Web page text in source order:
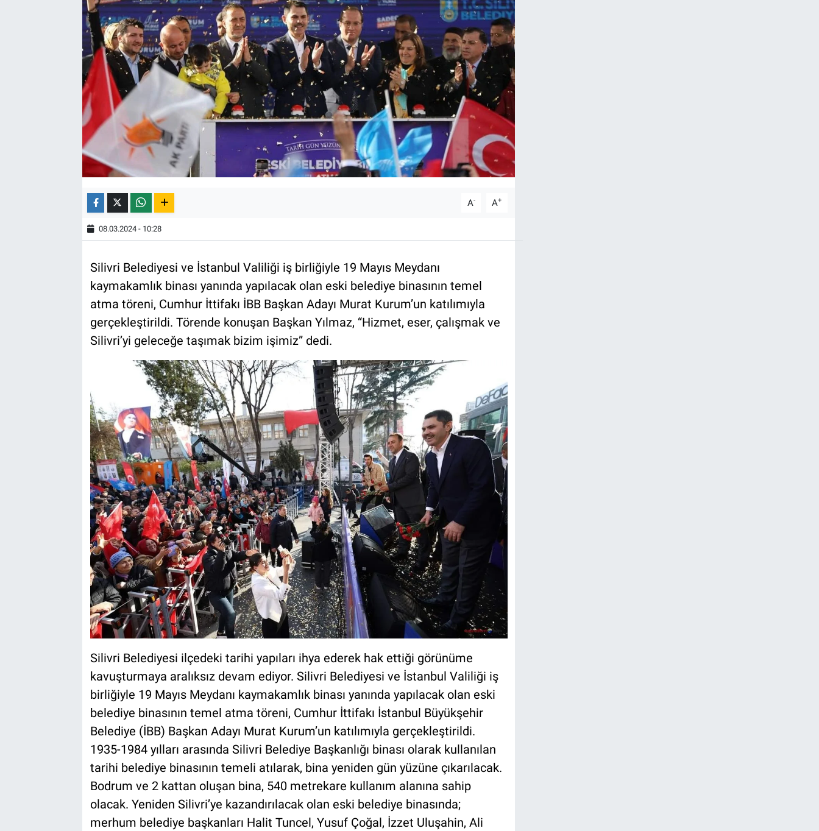
A- A+
08.03.2024 - 10:28
Silivri Belediyesi ve İstanbul Valiliği iş birliğiyle 19 Mayıs Meydanı
kaymakamlık binası yanında yapılacak olan eski belediye binasının temel
atma töreni, Cumhur İttifakı İBB Başkan Adayı Murat Kurum’un katılımıyla
gerçekleştirildi. Törende konuşan Başkan Yılmaz, “Hizmet, eser, çalışmak ve
Silivri’yi geleceğe taşımak bizim işimiz” dedi.
Silivri Belediyesi ilçedeki tarihi yapıları ihya ederek hak ettiği görünüme
kavuşturmaya aralıksız devam ediyor. Silivri Belediyesi ve İstanbul Valiliği iş
birliğiyle 19 Mayıs Meydanı kaymakamlık binası yanında yapılacak olan eski
belediye binasının temel atma töreni, Cumhur İttifakı İstanbul Büyükşehir
Belediye (İBB) Başkan Adayı Murat Kurum’un katılımıyla gerçekleştirildi.
1935-1984 yılları arasında Silivri Belediye Başkanlığı binası olarak kullanılan
tarihi belediye binasının temeli atılarak, bina yeniden gün yüzüne çıkarılacak.
Bodrum ve 2 kattan oluşan bina, 540 metrekare kullanım alanına sahip
olacak. Yeniden Silivri’ye kazandırılacak olan eski belediye binasında;
merhum belediye başkanları Halit Tuncel, Yusuf Çoğal, İzzet Uluşahin, Ali